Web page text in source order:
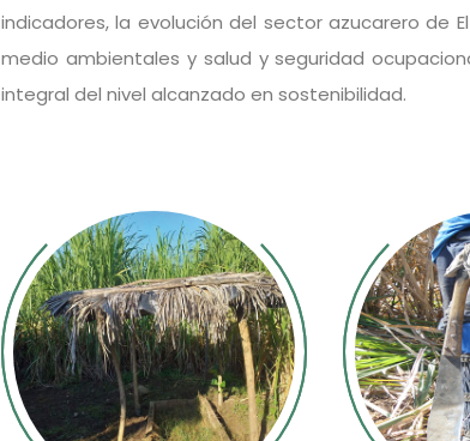
indicadores, la evolución del sector azucarero de
medio ambientales y salud y seguridad
integral del nivel alcanzado en sostenibilidad.